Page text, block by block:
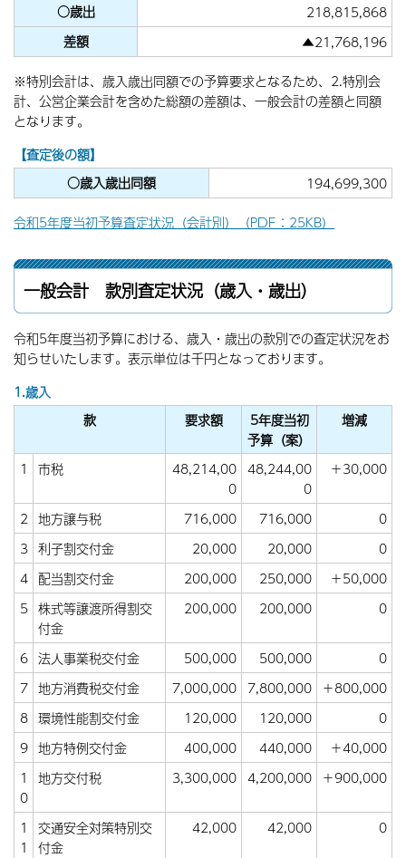
○歳出
218,815,868
差額
▲21,768,196
※特別会計は、歳入歳出同額での予算要求となるため、2.特別会
計、公営企業会計を含めた総額の差額は、一般会計の差額と同額
となります。
【査定後の額】
○歳入歳出同額
194,699,300
令和5年度当初予算査定状況（会計別）（PDF：25KB）
一般会計 款別査定状況（歳入・歳出）
令和5年度当初予算における、歳入・歳出の款別での査定状況をお
知らせいたします。表示単位は千円となっております。
1.歳入
款
要求額
5年度当初
予算（案）
増減
1 市税
48,214,00
0
48,244,00
0
＋30,000
2 地方譲与税 716,000 716,000
0
3 利子割交付金 20,000 20,000
0
4 配当割交付金 200,000 250,000
＋50,000
5 株式等譲渡所得割交
付金
200,000 200,000 0
6 法人事業税交付金 500,000 500,000
0
7 地方消費税交付金 7,000,000 7,800,000 ＋800,000
8 環境性能割交付金 120,000 120,000
0
9 地方特例交付金 400,000 440,000
＋40,000
1
0
地方交付税 3,300,000 4,200,000 ＋900,000
1
1
交通安全対策特別交
付金
42,000 42,000 0